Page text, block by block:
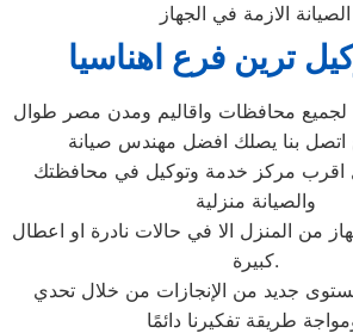
الصيانة الازمة في الجهاز
ترين فرع اهناسيا
لجميع محافظات واقاليم ومدن مصر طوال
اتصل بنا يصلك افضل مهندس صيانة
مركز خدمة وتوكيل في محافظتك
والصيانة منزلية
من المنزل الا في حالات نادرة او اعطال
كبيرة.
جديد من الإنجازات من خلال تحدي